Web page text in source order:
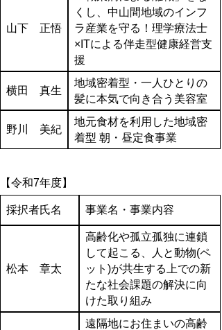
山下 正悟
くし、中山間地域のインフ
ラ産業を守る！理学療法士
×ITによる伴走型健康経営支
援
横田 真生
地域密着型・一人ひとりの
髪に本気で向き合う美容室
野川 美紀
地元食材を利用した地域密
着型 朝・昼定食事業
【令和7年度】
採択者氏名 事業名・事業内容
松本 章太
高齢化や孤立孤独に連鎖
して起こる、人と動物(ペ
ット)が共生する上での新
たな社会課題の解決に向
けた取り組み
遠隔地にお住まいの高齢